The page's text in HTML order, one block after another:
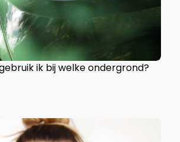
ik bij welke ondergrond?